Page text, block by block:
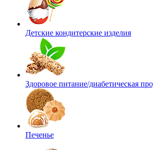
Детские кондитерские изделия
Здоровое питание/диабетическая
Печенье